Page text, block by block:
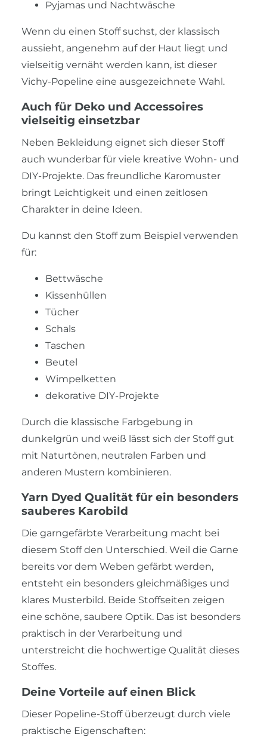
Pyjamas und Nachtwäsche
Wenn du einen Stoff suchst, der klassisch
aussieht, angenehm auf der Haut liegt und
vielseitig vernäht werden kann, ist dieser
Vichy-Popeline eine ausgezeichnete Wahl.
Auch für Deko und Accessoires
vielseitig einsetzbar
Neben Bekleidung eignet sich dieser Stoff
auch wunderbar für viele kreative Wohn- und
DIY-Projekte. Das freundliche Karomuster
bringt Leichtigkeit und einen zeitlosen
Charakter in deine Ideen.
Du kannst den Stoff zum Beispiel verwenden
für:
Bettwäsche
Kissenhüllen
Tücher
Schals
Taschen
Beutel
Wimpelketten
dekorative DIY-Projekte
Durch die klassische Farbgebung in
dunkelgrün und weiß lässt sich der Stoff gut
mit Naturtönen, neutralen Farben und
anderen Mustern kombinieren.
Yarn Dyed Qualität für ein besonders
sauberes Karobild
Die garngefärbte Verarbeitung macht bei
diesem Stoff den Unterschied. Weil die Garne
bereits vor dem Weben gefärbt werden,
entsteht ein besonders gleichmäßiges und
klares Musterbild. Beide Stoffseiten zeigen
eine schöne, saubere Optik. Das ist besonders
praktisch in der Verarbeitung und
unterstreicht die hochwertige Qualität dieses
Stoffes.
Deine Vorteile auf einen Blick
Dieser Popeline-Stoff überzeugt durch viele
praktische Eigenschaften: